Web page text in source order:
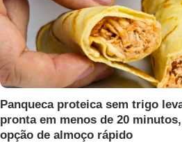
Panqueca proteica sem trigo
pronta em menos de 20
opção de almoço rápido